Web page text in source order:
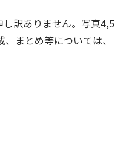
訳ありません。写真4,5
まとめ等については、